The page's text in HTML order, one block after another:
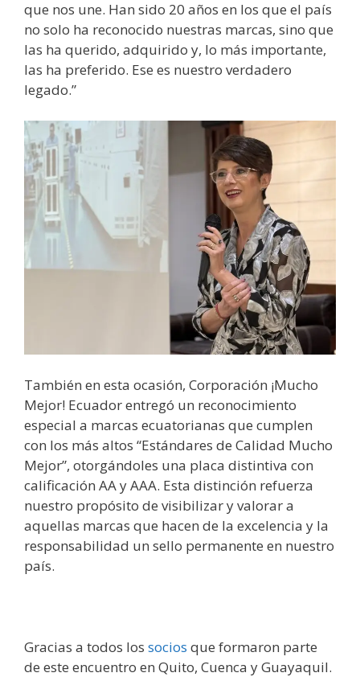
que nos une. Han sido 20 años en los que el país
no solo ha reconocido nuestras marcas, sino que
las ha querido, adquirido y, lo más importante,
las ha preferido. Ese es nuestro verdadero
legado.”
También en esta ocasión, Corporación ¡Mucho
Mejor! Ecuador entregó un reconocimiento
especial a marcas ecuatorianas que cumplen
con los más altos “Estándares de Calidad Mucho
Mejor”, otorgándoles una placa distintiva con
calificación AA y AAA. Esta distinción refuerza
nuestro propósito de visibilizar y valorar a
aquellas marcas que hacen de la excelencia y la
responsabilidad un sello permanente en nuestro
país.
Gracias a todos los socios que formaron parte
de este encuentro en Quito, Cuenca y Guayaquil.